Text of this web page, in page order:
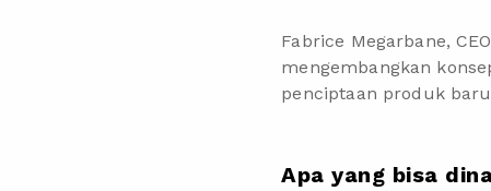
Fabrice Megarbane,
mengembangkan
penciptaan produk
Apa yang bisa